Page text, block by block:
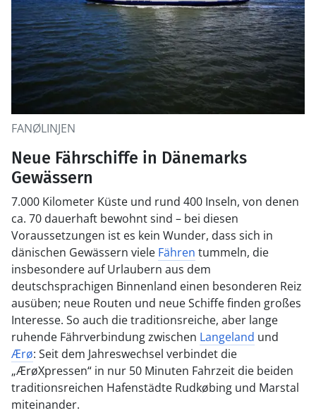
FANØLINJEN
Neue Fährschiffe in Dänemarks
Gewässern
7.000 Kilometer Küste und rund 400 Inseln, von denen
ca. 70 dauerhaft bewohnt sind – bei diesen
Voraussetzungen ist es kein Wunder, dass sich in
dänischen Gewässern viele Fähren tummeln, die
insbesondere auf Urlaubern aus dem
deutschsprachigen Binnenland einen besonderen Reiz
ausüben; neue Routen und neue Schiffe finden großes
Interesse. So auch die traditionsreiche, aber lange
ruhende Fährverbindung zwischen Langeland und
Ærø: Seit dem Jahreswechsel verbindet die
„ÆrøXpressen“ in nur 50 Minuten Fahrzeit die beiden
traditionsreichen Hafenstädte Rudkøbing und Marstal
miteinander.